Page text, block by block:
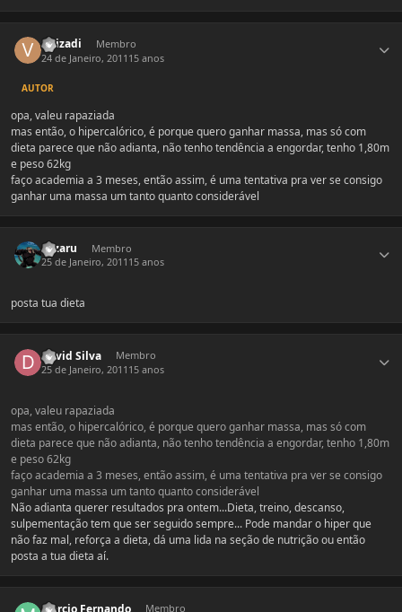
virizadi
Membro
24 de Janeiro, 2011 15 anos
AUTOR
opa, valeu rapaziada
mas então, o hipercalórico, é porque quero ganhar massa, mas só com
dieta parece que não adianta, não tenho tendência a engordar, tenho 1,80m
e peso 62kg
faço academia a 3 meses, então assim, é uma tentativa pra ver se consigo
ganhar uma massa um tanto quanto considerável
oozaru
Membro
25 de Janeiro, 2011 15 anos
posta tua dieta
David Silva
Membro
25 de Janeiro, 2011 15 anos
opa, valeu rapaziada
mas então, o hipercalórico, é porque quero ganhar massa, mas só com
dieta parece que não adianta, não tenho tendência a engordar, tenho 1,80m
e peso 62kg
faço academia a 3 meses, então assim, é uma tentativa pra ver se consigo
ganhar uma massa um tanto quanto considerável
Não adianta querer resultados pra ontem...Dieta, treino, descanso,
sulpementação tem que ser seguido sempre... Pode mandar o hiper que
não faz mal, reforça a dieta, dá uma lida na seção de nutrição ou então
posta a tua dieta aí.
Marcio Fernando Membro